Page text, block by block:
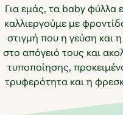
Για εμάς, τα baby φύλλα
καλλιεργούμε με
στιγμή που η γεύση και
στο απόγειό τους και
τυποποίησης,
τρυφερότητα και η